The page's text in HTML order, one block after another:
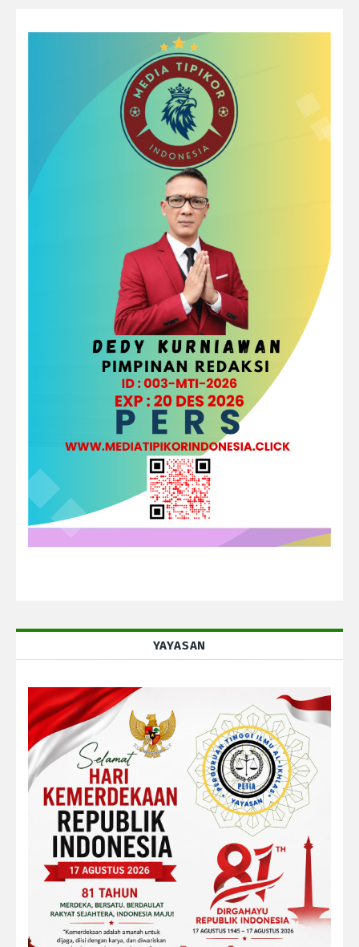
YAYASAN